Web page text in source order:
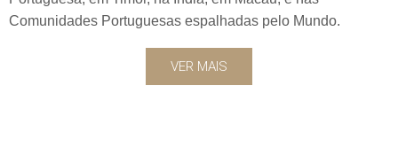
Comunidades Portuguesas espalhadas pelo Mundo.
VER MAIS